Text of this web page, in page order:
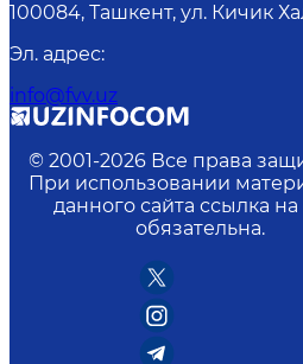
100084, Ташкент, ул. Кичик
Эл. адрес:
info@fvv.uz
© 2001-2026 Все права
При использовании
данного сайта ссылка на
обязательна.